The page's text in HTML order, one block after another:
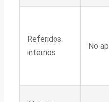
Referidos
internos
No